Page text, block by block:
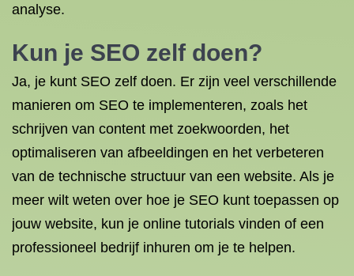
analyse.
Kun je SEO zelf doen?
Ja, je kunt SEO zelf doen. Er zijn veel verschillende
manieren om SEO te implementeren, zoals het
schrijven van content met zoekwoorden, het
optimaliseren van afbeeldingen en het verbeteren
van de technische structuur van een website. Als je
meer wilt weten over hoe je SEO kunt toepassen op
jouw website, kun je online tutorials vinden of een
professioneel bedrijf inhuren om je te helpen.